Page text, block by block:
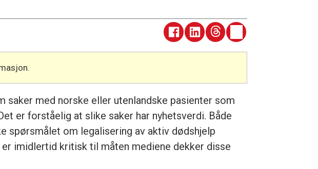
med norske eller utenlandske pasienter som
er forståelig at slike saker har nyhetsverdi. Både
om legalisering av aktiv dødshjelp
imidlertid kritisk til måten mediene dekker disse